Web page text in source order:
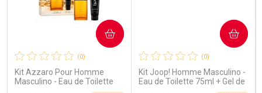
Comprar sem Desconto
Por R$ 38,87/cada
Comprar sem Desconto
Por R$ 38,87/cada
Comprar sem Desconto
Por R$ 15,99/cada
Comprar sem Desconto
Por R$ 15,99/cada
(0)
Kit Azzaro Pour Homme
Masculino - Eau de Toilette
COMPRAR
(0)
Kit Joop! Homme Masculino -
Eau de Toilette 75ml + Gel de
COMPRAR